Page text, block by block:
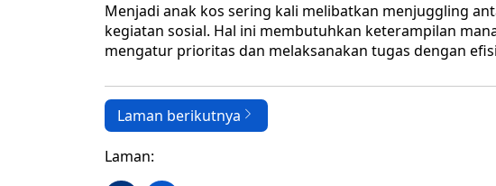
Menjadi anak kos sering kali melibatkan menjuggling
kegiatan sosial. Hal ini membutuhkan keterampilan
mengatur prioritas dan melaksanakan tugas dengan
Laman berikutnya
Laman: